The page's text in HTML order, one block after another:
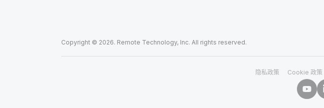
Copyright © 2026. Remote Technology, Inc. All rights reserved.
隐私政策 Cookie 政策